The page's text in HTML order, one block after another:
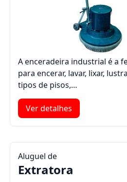
A enceradeira industrial é a
para encerar, lavar, lixar,
tipos de pisos,…
Ver detalhes
Aluguel de
Extratora